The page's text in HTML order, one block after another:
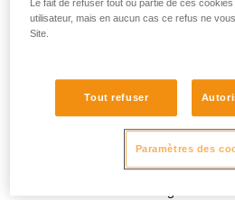
Remarque :
Même si votre longe
Le fait de refuser tout ou partie de ces
utilisateur, mais en aucun cas ce refus ne
Site.
Tout refuser
Paramètres des